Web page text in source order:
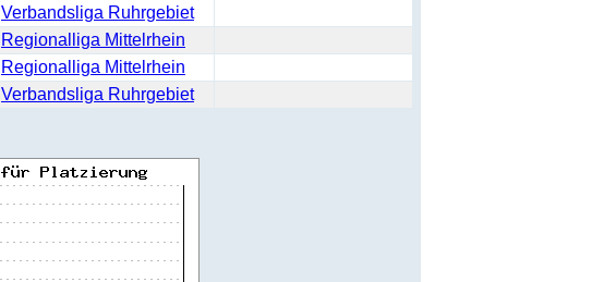
Verbandsliga Ruhrgebiet
Regionalliga Mittelrhein
Regionalliga Mittelrhein
Verbandsliga Ruhrgebiet